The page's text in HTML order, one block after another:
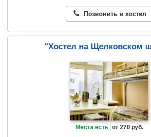
Позвонить в хостел
"Хостел на Щелковском
Места есть от 270 руб.